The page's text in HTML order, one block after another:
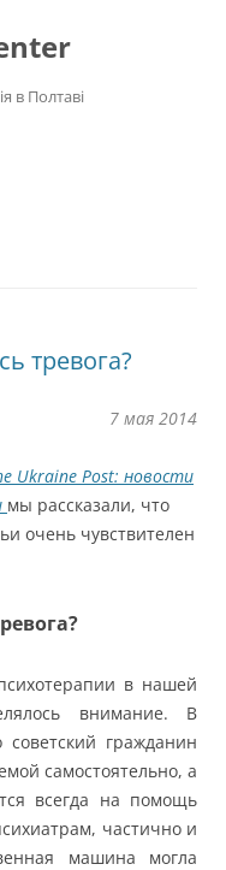
в Полтаві
тревога?
7 мая 2014
Ukraine Post: новости
мы рассказали, что
очень чувствителен
в нашей
внимание. В
гражданин
самостоятельно, а
всегда на помощь
частично и
машина могла